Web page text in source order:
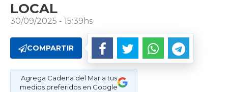
LOCAL
30/09/2025 - 15:39hs
COMPARTIR
Agrega Cadena del Mar a tus
medios preferidos en Google